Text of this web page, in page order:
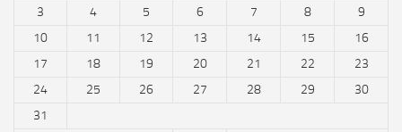
3
4 5 6 7 8
9
10
11 12 13 14 15
16
17
18 19 20 21 22
23
24
25 26 27 28 29
30
31